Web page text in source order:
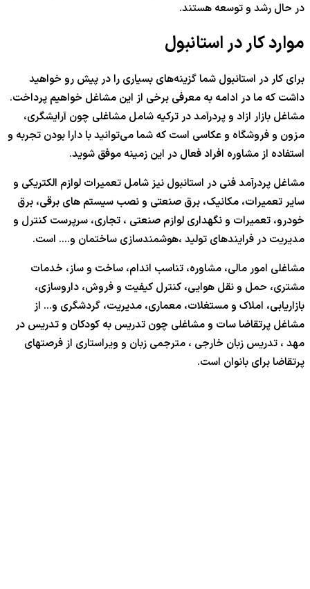
در حال رشد و توسعه هستند.
موارد کار در استانبول
برای کار در استانبول شما گزینه‌های بسیاری را در پیش رو خواهید
داشت که ما در ادامه به معرفی برخی از این مشاغل خواهیم پرداخت.
مشاغل بازار ازاد و پردرآمد در ترکیه شامل مشاغلی چون آرایشگری،
مزون و فروشگاه و عکاسی است که شما می‌توانید با دارا بودن تجربه و
استفاده از مشاوره افراد فعال در این زمینه موفق شوید.
مشاغل پردرآمد فنی در استانبول نیز شامل تعمیرات لوازم الکتریکی و
سایر تعمیرات، مکانیک، برق صنعتی و نصب سیستم های برقی، برق
خودرو، تعمیرات و نگهداری لوازم صنعتی ، تجاری، سرپرست کنترل و
مدیریت در فرایندهای تولید ،هوشمندسازی ساختمان و…. است.
مشاغلی امور مالی، مشاوره، تناسب اندام، ساخت و ساز، خدمات
مشتری، حمل و نقل هوایی، کنترل کیفیت و فروش، داروسازی،
بازاریابی، املاک و مستغلات، معماری، مدیریت، گردشگری و… از
مشاغل پرتقاضا سات و مشاغلی چون تدریس به کودکان و تدریس در
مهد ، تدریس زبان خارجی ، مترجمی زبان و ویراستاری از فرصتهای
پرتقاضا برای بانوان است.